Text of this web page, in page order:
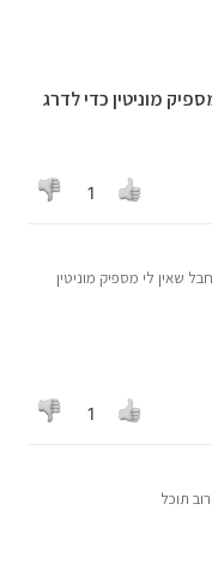
מוניטין כדי לדרג
1
שאין לי מספיק מוניטין
1
תוכל